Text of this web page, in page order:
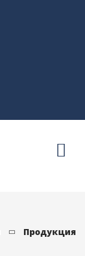
Продукция